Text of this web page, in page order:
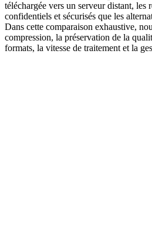
téléchargée vers un serveur distant, les
confidentiels et sécurisés que les
Dans cette comparaison exhaustive,
compression, la préservation de la
formats, la vitesse de traitement et la